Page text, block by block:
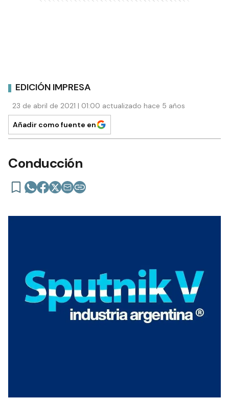
EDICIÓN IMPRESA
23 de abril de 2021 | 01:00 actualizado hace 5 años
Añadir como fuente en
Conducción